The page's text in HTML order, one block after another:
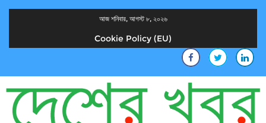
আজ শনিবার, আগস্ট ৮, ২০২৬
Cookie Policy (EU)